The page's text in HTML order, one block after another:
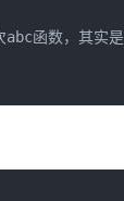
函数，其实